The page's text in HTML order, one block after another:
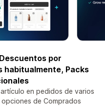
por
habitualmente, Packs
en pedidos de varios
de Comprados